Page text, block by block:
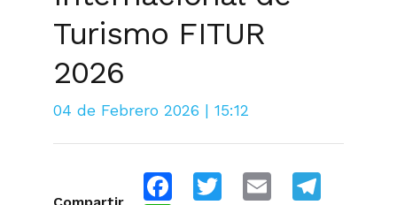
Turismo FITUR
2026
04 de Febrero 2026 | 15:12
FacebookTwitter Email